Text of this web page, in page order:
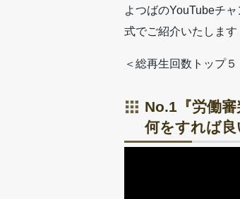
よつばのYouTubeチ
式でご紹介いたしま
＜総再生回数トップ
No.1『労働
何をすれば良